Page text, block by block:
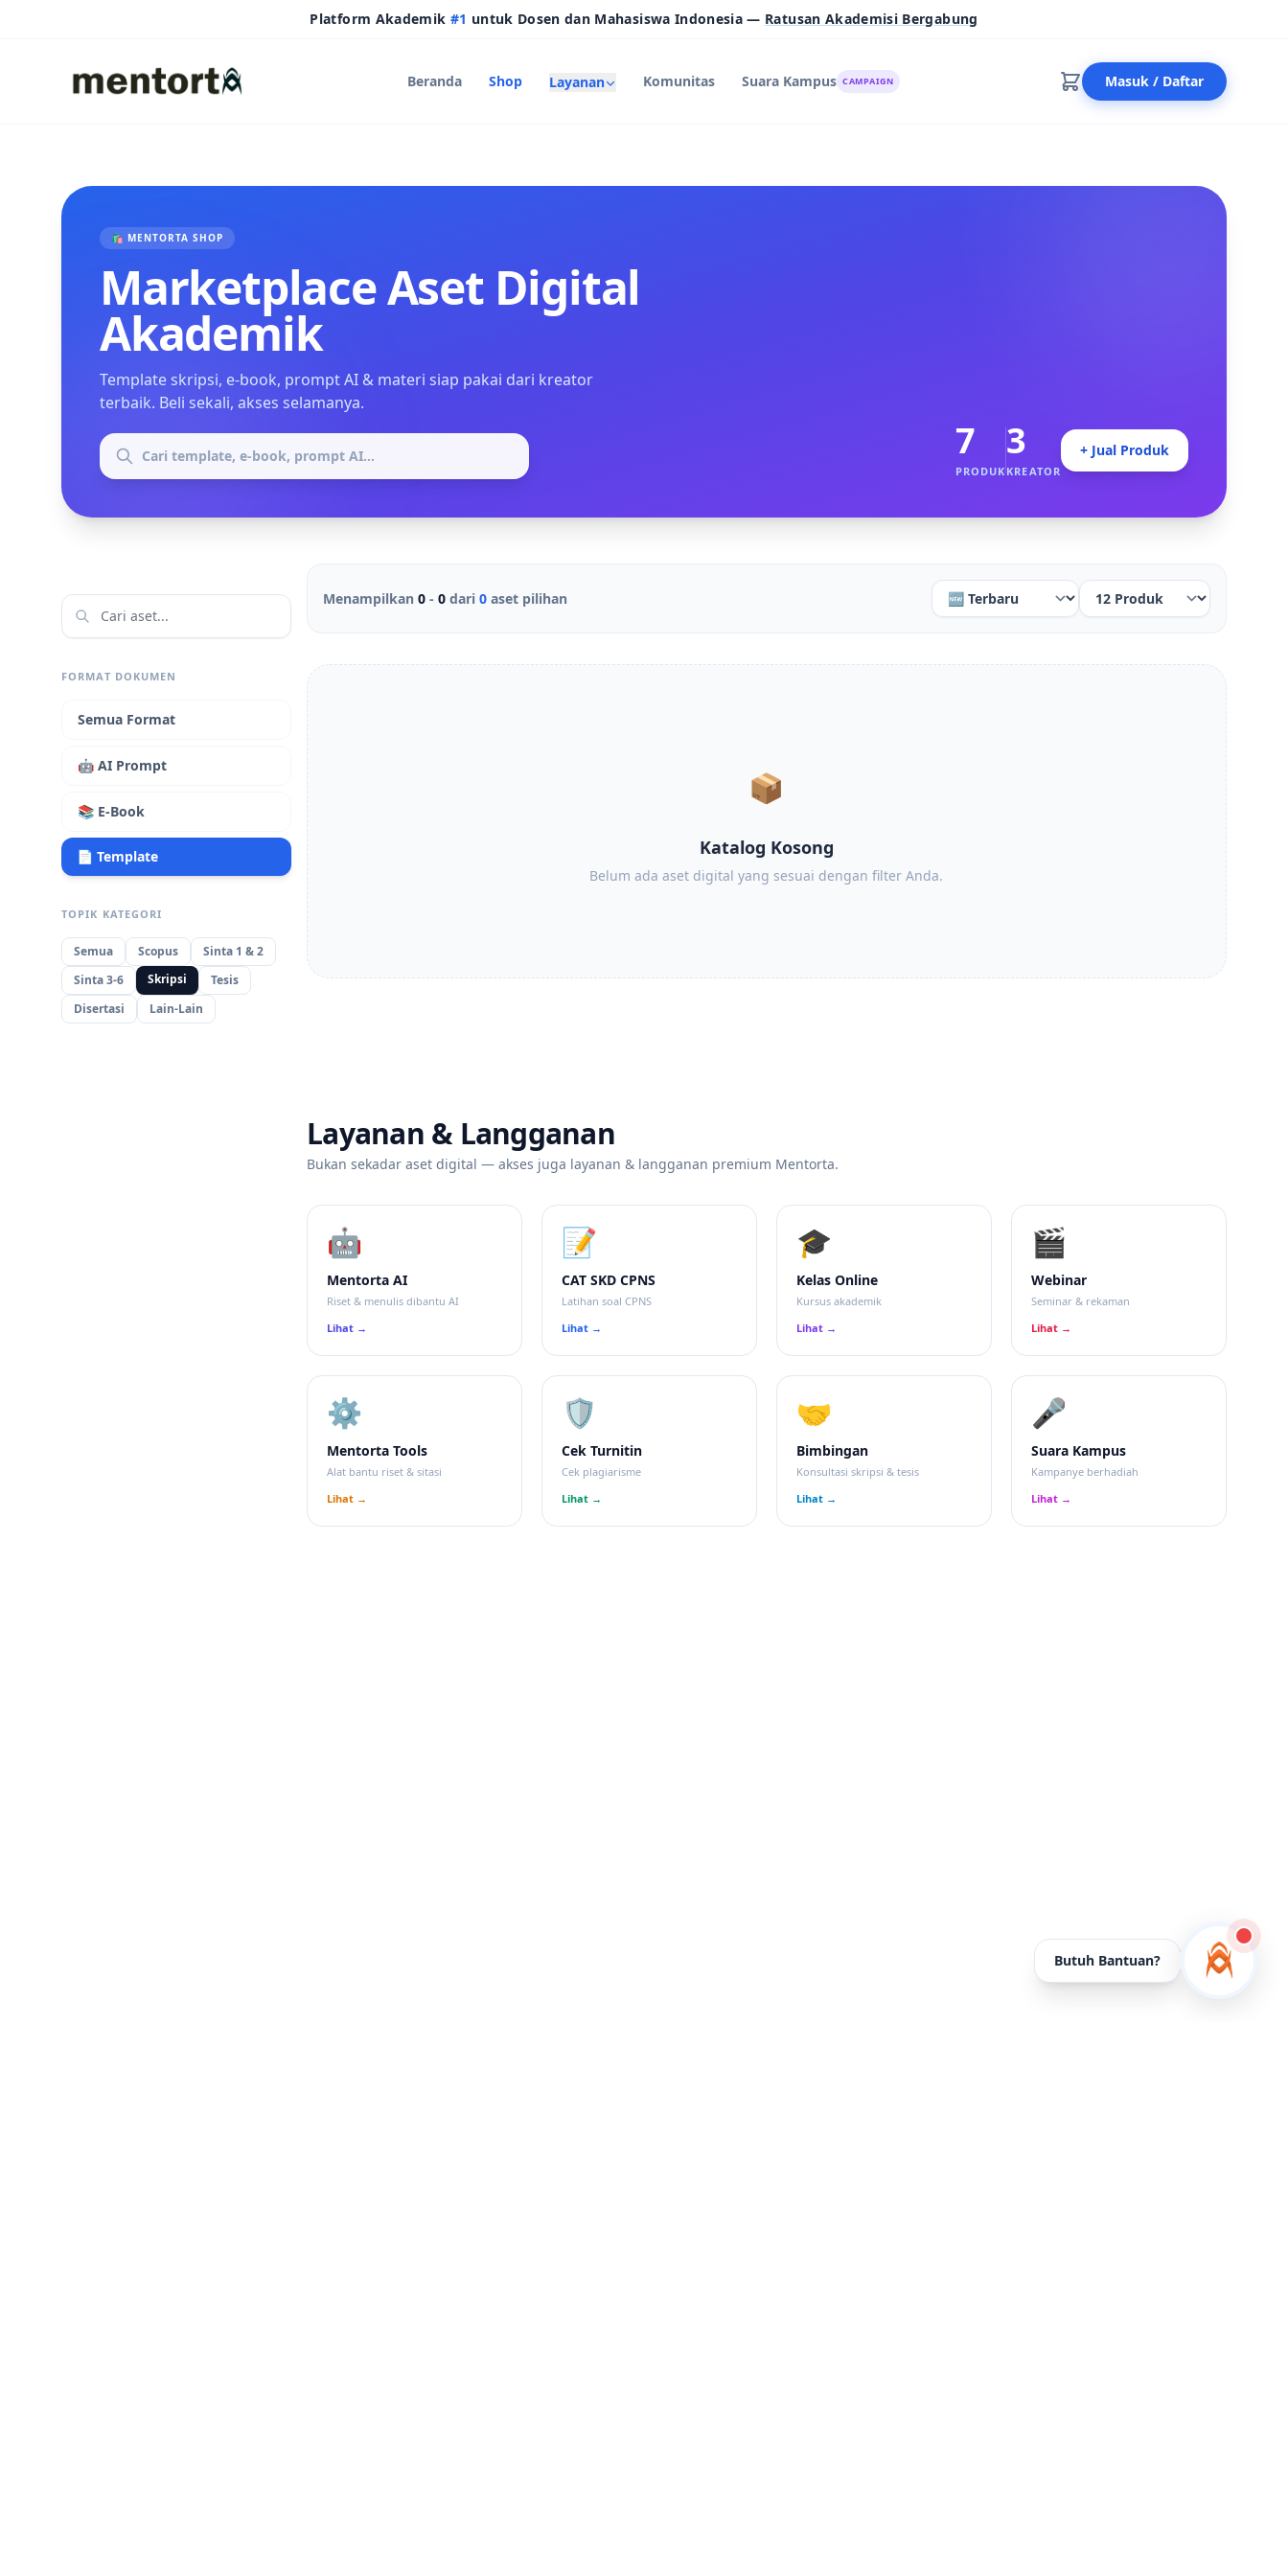
Platform Akademik #1 untuk Dosen dan Mahasiswa Indonesia — Ratusan Akademisi Bergabung
Beranda Shop Layanan Komunitas Suara Kampus CAMPAIGN Masuk / Daftar
🛍️ MENTORTA SHOP
Marketplace Aset Digital
Akademik
Template skripsi, e-book, prompt AI & materi siap pakai dari kreator
terbaik. Beli sekali, akses selamanya.
7
PRODUK
3
KREATOR
+ Jual Produk
FORMAT DOKUMEN
Semua Format
🤖 AI Prompt
📚 E-Book
📄 Template
TOPIK KATEGORI
Semua Scopus
Sinta 1 & 2
Sinta 3-6
Skripsi
Tesis
Disertasi
Lain-Lain
Menampilkan 0 - 0 dari 0 aset pilihan
📦
Katalog Kosong
Belum ada aset digital yang sesuai dengan filter Anda.
Layanan & Langganan
Bukan sekadar aset digital — akses juga layanan & langganan premium Mentorta.
🤖
Mentorta AI
Riset & menulis dibantu AI
Lihat →
📝
CAT SKD CPNS
Latihan soal CPNS
Lihat →
🎓
Kelas Online
Kursus akademik
Lihat →
🎬
Webinar
Seminar & rekaman
Lihat →
⚙️
Mentorta Tools
Alat bantu riset & sitasi
Lihat →
🛡
Cek Turnitin
Cek plagiarisme
Lihat →
🤝
Bimbingan
Konsultasi skripsi & tesis
Lihat →
🎤
Suara Kampus
Kampanye berhadiah
Lihat →
Butuh Bantuan?